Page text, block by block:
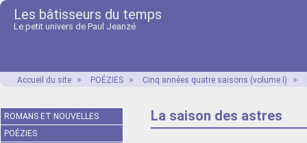
Les bâtisseurs du temps
Le petit univers de Paul Jeanzé
Accueil du site > POÉZIES > Cinq années quatre saisons (volume I) >
La saison des astres
ROMANS ET NOUVELLES
POÉZIES